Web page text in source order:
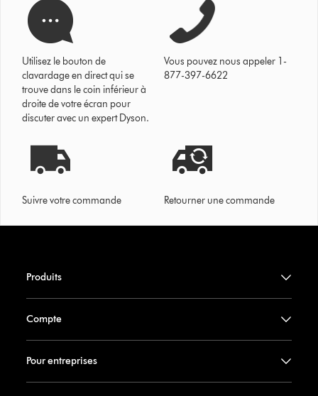
Utilisez le bouton de
clavardage en direct qui se
trouve dans le coin inférieur à
droite de votre écran pour
discuter avec un expert Dyson.
Vous pouvez nous appeler 1-
877-397-6622
Suivre votre commande Retourner une commande
Produits
Compte
Pour entreprises